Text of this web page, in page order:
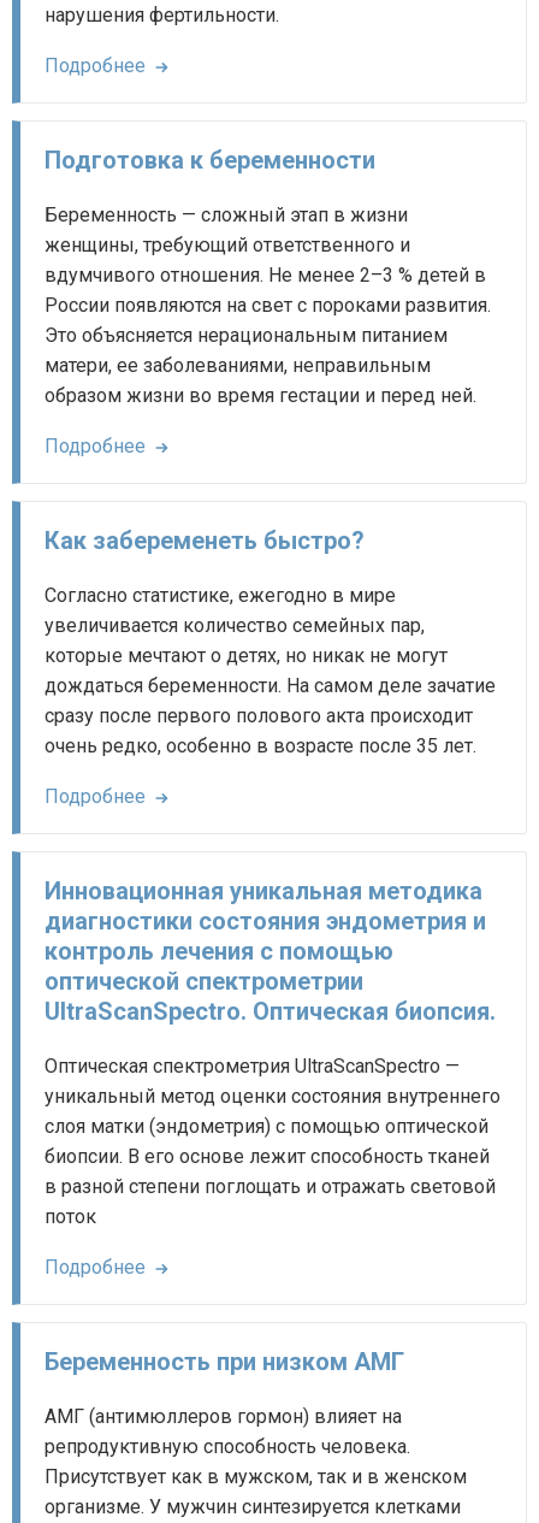
нарушения фертильности.
Подробнее
Подготовка к беременности
Беременность — сложный этап в жизни
женщины, требующий ответственного и
вдумчивого отношения. Не менее 2–3 % детей в
России появляются на свет с пороками развития.
Это объясняется нерациональным питанием
матери, ее заболеваниями, неправильным
образом жизни во время гестации и перед ней.
Подробнее
Как забеременеть быстро?
Согласно статистике, ежегодно в мире
увеличивается количество семейных пар,
которые мечтают о детях, но никак не могут
дождаться беременности. На самом деле зачатие
сразу после первого полового акта происходит
очень редко, особенно в возрасте после 35 лет.
Подробнее
Инновационная уникальная методика
диагностики состояния эндометрия и
контроль лечения с помощью
оптической спектрометрии
UltraScanSpectro. Оптическая биопсия.
Оптическая спектрометрия UltraScanSpectro —
уникальный метод оценки состояния внутреннего
слоя матки (эндометрия) с помощью оптической
биопсии. В его основе лежит способность тканей
в разной степени поглощать и отражать световой
поток
Подробнее
Беременность при низком АМГ
АМГ (антимюллеров гормон) влияет на
репродуктивную способность человека.
Присутствует как в мужском, так и в женском
организме. У мужчин синтезируется клетками